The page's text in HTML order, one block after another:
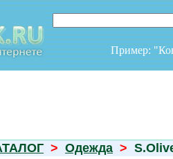
Пример:
> Одежда >